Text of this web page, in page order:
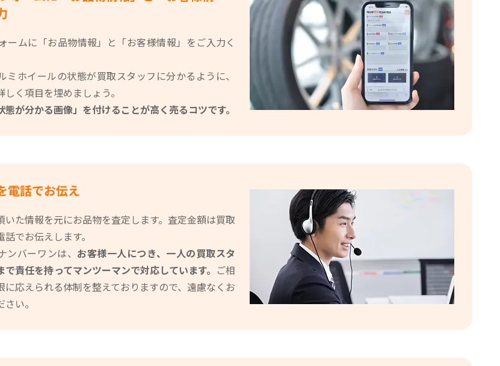
20時間前
お客様より「スタッドレスタイ
ヤホイールセット」の査定をい
ただきました。
20時間前
神奈川県のお客様より「スタッ
ドレスタイヤホイールセット」
の査定をいただきました。
21時間前
兵庫県のお客様より「ホイール
のみ」の査定をいただきまし
た。
22時間前
大阪府のお客様より「スタッド
レスタイヤホイールセット」の
岩手県のお客様より「タイヤの
題がある場合は、入金が遅れる場合がございます。
ームに「お品物情報」と「お客様情報」をご入力く
ミホイールの状態が買取スタッフに分かるように、
く項目を埋めましょう。
態が分かる画像」を付けることが高く売るコツです。
電話でお伝え
いた情報を元にお品物を査定します。査定金額は買取
でお伝えします。
ンバーワンは、 お客様一人につき、一人の買取スタ
で責任を持ってマンツーマンで対応しています。 ご相
に応えられる体制を整えておりますので、遠慮なくお
い。